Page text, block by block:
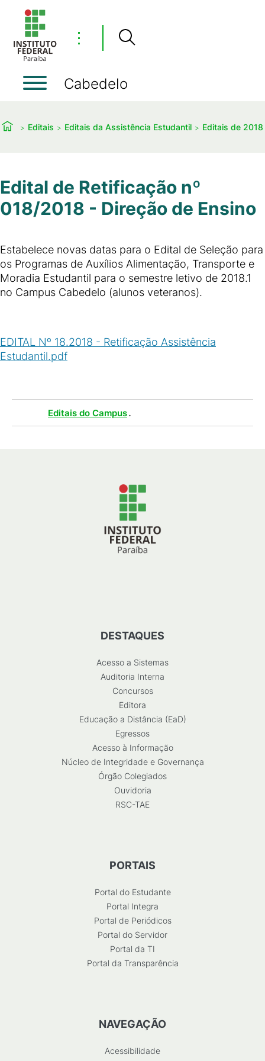
⋮
Cabedelo
Editais Editais da Assistência Estudantil Editais de 2018
Edital de Retificação nº
018/2018 - Direção de Ensino
Estabelece novas datas para o Edital de Seleção para
os Programas de Auxílios Alimentação, Transporte e
Moradia Estudantil para o semestre letivo de 2018.1
no Campus Cabedelo (alunos veteranos).
EDITAL Nº 18.2018 - Retificação Assistência
Estudantil.pdf
Editais do Campus.
DESTAQUES
Acesso a Sistemas
Auditoria Interna
Concursos
Editora
Educação a Distância (EaD)
Egressos
Acesso à Informação
Núcleo de Integridade e Governança
Órgão Colegiados
Ouvidoria
RSC-TAE
PORTAIS
Portal do Estudante
Portal Integra
Portal de Periódicos
Portal do Servidor
Portal da TI
Portal da Transparência
NAVEGAÇÃO
Acessibilidade